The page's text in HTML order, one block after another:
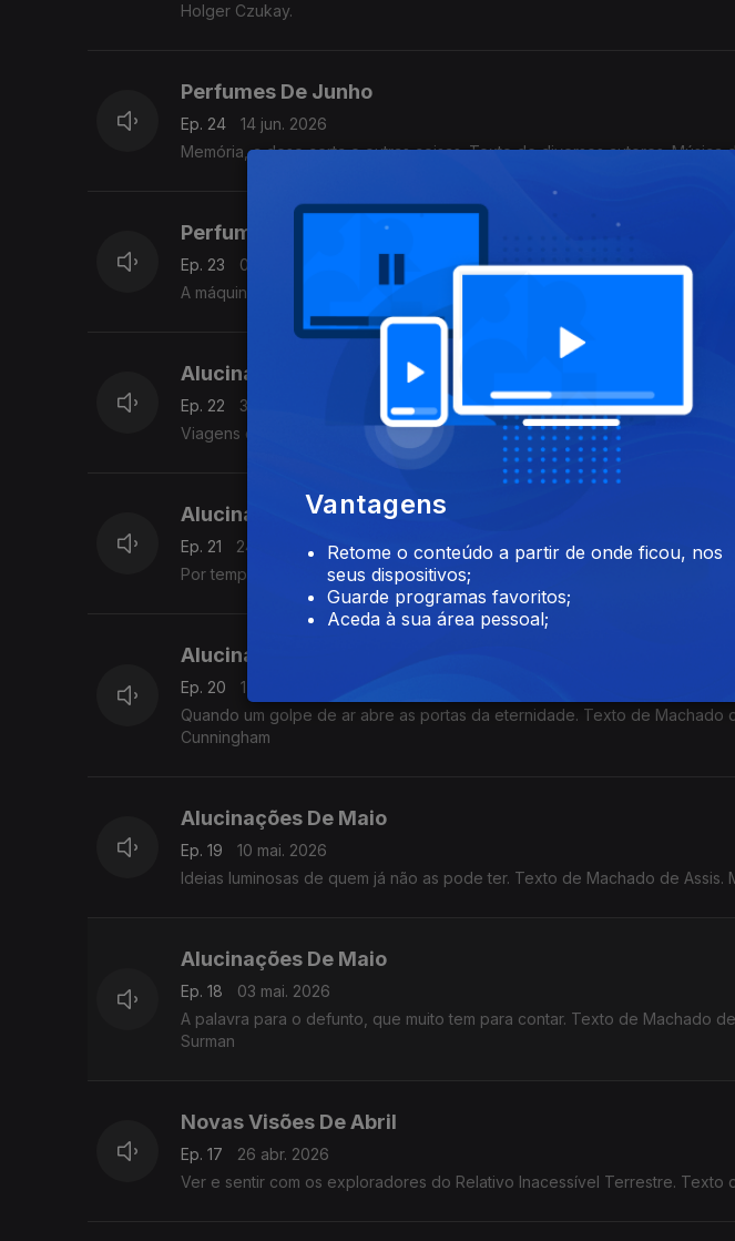
Holger Czukay.
Perfumes De Junho
Ep. 24
14 jun. 2026
Memória, a dose certa e outras coisas. Texto de diversos autores. Música
Perfumes de junho
Ep. 23
07 jun. 2026
A máquina do tempo e a bondade da violeta. Textos de diversos autores.
Alucinações De Maio
Ep. 22
31 mai. 2026
Viagens com e sem regresso, ou 'that's life'. Texto de Machado de Assis.
Alucinações De Maio
Ep. 21
24 mai. 2026
Por tempos nunca dantes sobrevoados. Texto de Machado de Assis.
Alucinações De Maio
Ep. 20
17 mai. 2026
Quando um golpe de ar abre as portas da eternidade. Texto de Machado
Cunningham
Alucinações De Maio
Ep. 19
10 mai. 2026
Ideias luminosas de quem já não as pode ter. Texto de Machado de Assis.
Alucinações De Maio
Ep. 18
03 mai. 2026
A palavra para o defunto, que muito tem para contar. Texto de Machado
Surman
Novas Visões De Abril
Ep. 17
26 abr. 2026
Ver e sentir com os exploradores do Relativo Inacessível Terrestre. Texto
Vantagens
Retome o conteúdo a partir de onde ficou, nos
seus dispositivos;
Guarde programas favoritos;
Aceda à sua área pessoal;